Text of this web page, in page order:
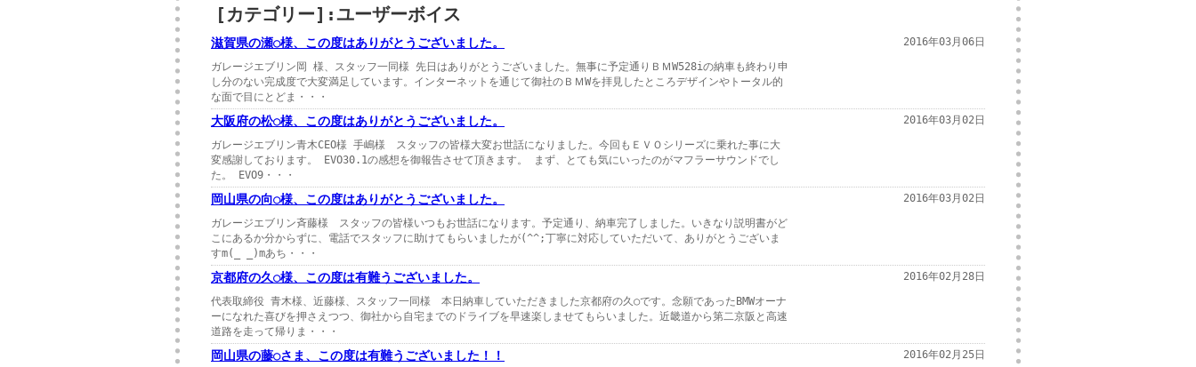
[カテゴリー]:ユーザーボイス
滋賀県の瀬○様、この度はありがとうございました。
ガレージエブリン岡 様、スタッフ一同様 先日はありがとうございました。無事に予定通りＢＭW528iの納車も終わり申
し分のない完成度で大変満足しています。インターネットを通じて御社のＢＭWを拝見したところデザインやトータル的
な面で目にとどま・・・
2016年03月06日
大阪府の松○様、この度はありがとうございました。
ガレージエブリン青木CEO様 手嶋様 スタッフの皆様大変お世話になりました。今回もＥＶＯシリーズに乗れた事に大
変感謝しております。 EVO30.1の感想を御報告させて頂きます。 まず、とても気にいったのがマフラーサウンドでし
た。 EVO9・・・
2016年03月02日
岡山県の向○様、この度はありがとうございました。
ガレージエブリン斉藤様 スタッフの皆様いつもお世話になります。予定通り、納車完了しました。いきなり説明書がど
こにあるか分からずに、電話でスタッフに助けてもらいましたが(^^;丁寧に対応していただいて、ありがとうございま
すm(_ _)mあち・・・
2016年03月02日
京都府の久○様、この度は有難うございました。
代表取締役 青木様、近藤様、スタッフ一同様 本日納車していただきました京都府の久○です。念願であったBMWオーナ
ーになれた喜びを押さえつつ、御社から自宅までのドライブを早速楽しませてもらいました。近畿道から第二京阪と高速
道路を走って帰りま・・・
2016年02月28日
岡山県の藤○さま、この度は有難うございました！！ 2016年02月25日